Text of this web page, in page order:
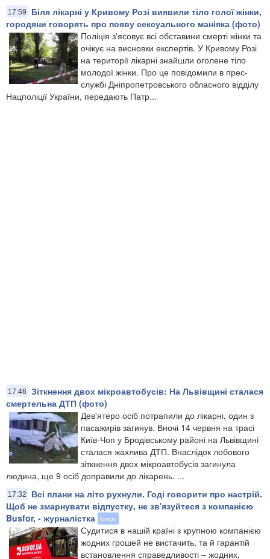
17:59
Біля лікарні у Кривому Розі виявили тіло голої жінки,
городяни говорять про появу сексуального маніяка (фото)
Поліція з'ясовує всі обставини смерті жінки та
очікує на висновки експертів. У Кривому Розі
на території лікарні знайшли оголене тіло
молодої жінки. Про це повідомили в прес-
службі Дніпропетровського обласного відділу
Нацполіції України, передають Патр...
17:46
Зіткнення двох мікроавтобусів: На Львівщині сталася
смертельна ДТП (фото)
Дев'ятеро осіб потрапили до лікарні, один з
пасажирів загинув. Вночі 14 червня на трасі
Київ-Чоп у Бродівському районі на Львівщині
сталася жахлива ДТП. Внаслідок лобового
зіткнення двох мікроавтобусів загинула
людина, ще 9 осіб доправили до лікарень. ...
17:32
Всі плани на літо рухнули. Годі говорити про настрій.
Щоб не змарнувати відпустку, не зв'язуйтеся з компанією
Busfor, - журналістка Блог
Судитися в нашій країні з крупною компанією
жодних грошей не вистачить, та й гарантій
встановлення справедливості – жодних,